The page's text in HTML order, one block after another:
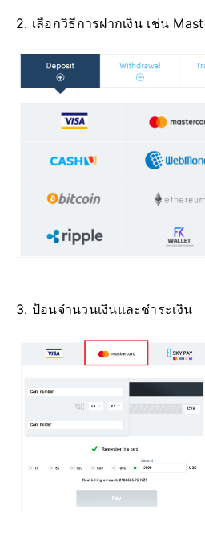
2. เลือกวิธีการฝากเงิน เช่น
3. ป้อนจำนวนเงินและชำระเงิน